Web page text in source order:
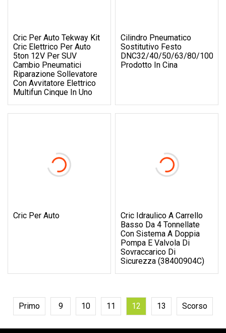
Cric Per Auto Tekway Kit
Cric Elettrico Per Auto
5ton 12V Per SUV
Cambio Pneumatici
Riparazione Sollevatore
Con Avvitatore Elettrico
Multifun Cinque In Uno
Cilindro Pneumatico
Sostitutivo Festo
DNC32/40/50/63/80/100
Prodotto In Cina
Cric Per Auto
Cric Idraulico A Carrello
Basso Da 4 Tonnellate
Con Sistema A Doppia
Pompa E Valvola Di
Sovraccarico Di
Sicurezza (38400904C)
Primo 9 10 11 12 13 Scorso